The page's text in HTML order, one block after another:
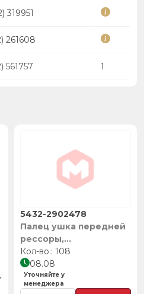
319951
261608
561757 1
Палец ушка передней
рессоры,
БААЗ,Барановичи
5432-2902478
108
08.08
Уточняйте у
менеджера